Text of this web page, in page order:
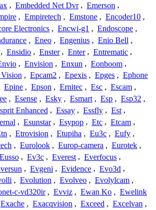
, Embedded Net Dvr , Emerson ,
, Empiretech , Emstone , Encoder10 ,
Electronics , Encwi-g1 , Endoscope ,
, Eneo , Engenius , Enio Bell ,
, Ensidio , Enster , Enter , Entrematic ,
, Envision , Enxun , Eonboom ,
, Epcam2 , Epexis , Epges , Ephone
Epine , Epson , Ernitec , Esc , Escam ,
, Esense , Esky , Esmart , Esp , Esp32 ,
Enhanced , Essay , Essfly , Est ,
, Esunstar , Esypop , Etc , Etcam ,
, Etrovision , Etupiha , Eu3c , Eufy ,
, Eurolook , Europ-camera , Eurotek ,
Eusso , Ev3c , Everest , Everfocus ,
, Evgeni , Evidence , Evo3d ,
, Evolution , Evolveo , Evolylcam ,
c-vd320ir , Evviz , Ewan Ko , Ewelink
Exache , Exacqvision , Exceed , Excelvan ,